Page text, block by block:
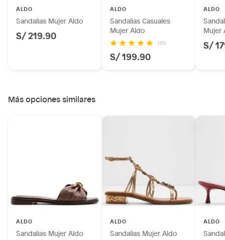
ALDO
Sandalias Mujer Aldo
S/ 219.90
ALDO
Sandalias Casuales
Mujer Aldo
(20)
S/ 199.90
ALDO
Mujer
S/
Más opciones similares
ALDO
Sandalias Mujer Aldo
ALDO
Sandalias Mujer Aldo
ALDO